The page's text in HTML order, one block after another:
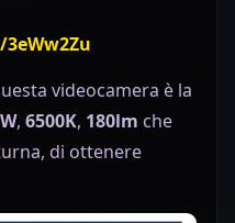
videocamera è la
, 6500K, 180lm che
di ottenere